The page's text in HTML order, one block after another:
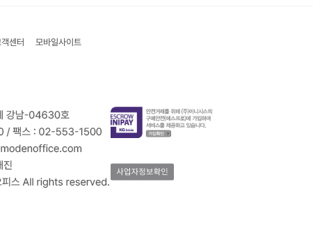
센터 모바일사이트